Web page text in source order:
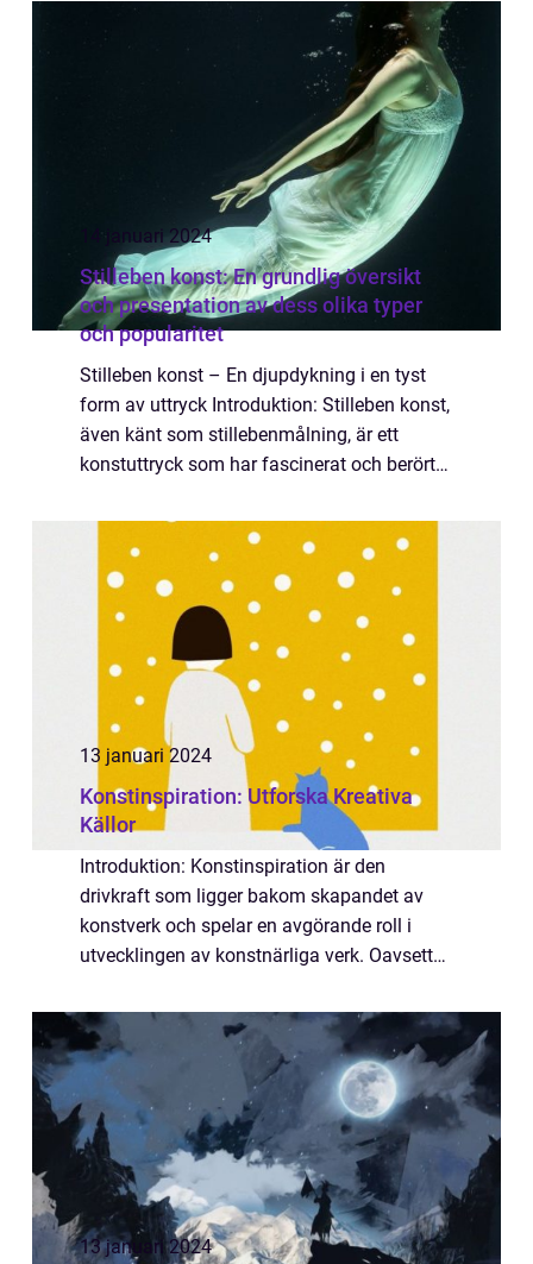
14 januari 2024
Stilleben konst: En grundlig översikt
och presentation av dess olika typer
och popularitet
Stilleben konst – En djupdykning i en tyst
form av uttryck Introduktion: Stilleben konst,
även känt som stillebenmålning, är ett
konstuttryck som har fascinerat och berört
stillheten och skönheten i vard...
13 januari 2024
Konstinspiration: Utforska Kreativa
Källor
Introduktion: Konstinspiration är den
drivkraft som ligger bakom skapandet av
konstverk och spelar en avgörande roll i
utvecklingen av konstnärliga verk. Oavsett
utföra andra konstformer, är inspirationen l...
13 januari 2024